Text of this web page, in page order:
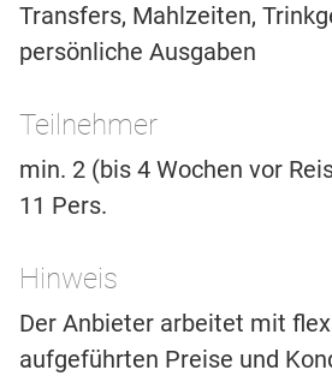
Transfers, Mahlzeiten,
persönliche Ausgaben
Teilnehmer
min. 2 (bis 4 Wochen vor
11 Pers.
Hinweis
Der Anbieter arbeitet mit
aufgeführten Preise und